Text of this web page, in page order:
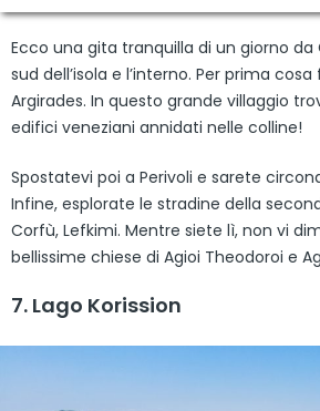
Ecco una gita tranquilla di un giorno da
sud dell’isola e l’interno. Per prima
Argirades. In questo grande villaggio
edifici veneziani annidati nelle colline!
Spostatevi poi a Perivoli e sarete
Infine, esplorate le stradine della
Corfù, Lefkimi. Mentre siete lì, non vi
bellissime chiese di Agioi Theodoroi e
7. Lago Korission